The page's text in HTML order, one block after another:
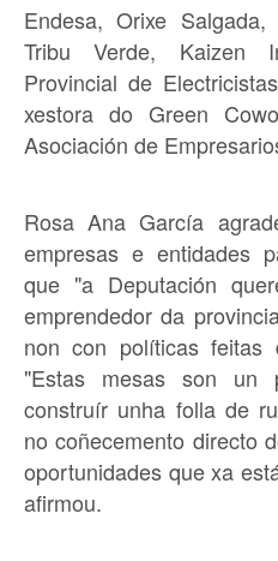
Endesa, Orixe Salgada,
Tribu Verde, Kaizen
Provincial de
xestora do Green
Asociación de
Rosa Ana García
empresas e entidades
que "a Deputación
emprendedor da
non con políticas feitas
"Estas mesas son un
construír unha folla de
no coñecemento directo
oportunidades que xa
afirmou.